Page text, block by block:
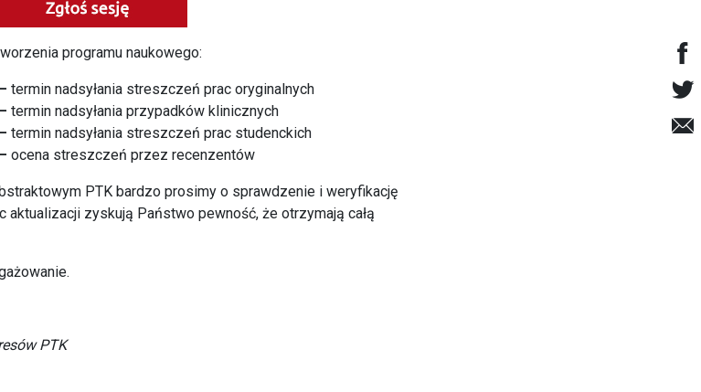
programu naukowego:
termin nadsyłania streszczeń prac oryginalnych
termin nadsyłania przypadków klinicznych
termin nadsyłania streszczeń prac studenckich
ocena streszczeń przez recenzentów
PTK bardzo prosimy o sprawdzenie i weryfikację
zyskują Państwo pewność, że otrzymają całą
PTK